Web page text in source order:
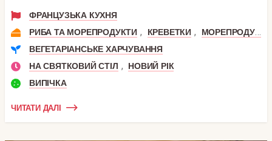
ФРАНЦУЗЬКА КУХНЯ
РИБА ТА МОРЕПРОДУКТИ , КРЕВЕТКИ ,
МОРЕПРОДУКТИ
ВЕГЕТАРІАНСЬКЕ ХАРЧУВАННЯ
НА СВЯТКОВИЙ СТІЛ ,
НОВИЙ РІК
ВИПІЧКА
ЧИТАТИ ДАЛІ